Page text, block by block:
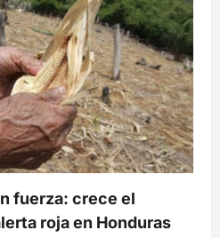
fuerza: crece el
roja en Honduras